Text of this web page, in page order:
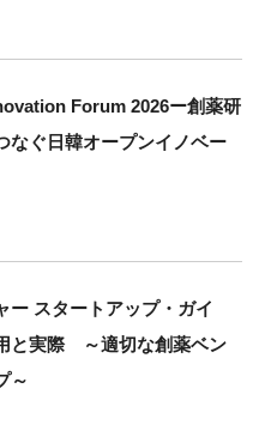
Forum 2026ー創薬研
なぐ日韓オープンイノベー
ー スタートアップ・ガイ
と実際 ～適切な創薬ベン
～